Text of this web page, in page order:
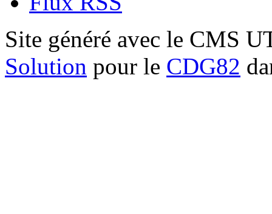
Site généré avec le CMS
Solution pour le CDG82